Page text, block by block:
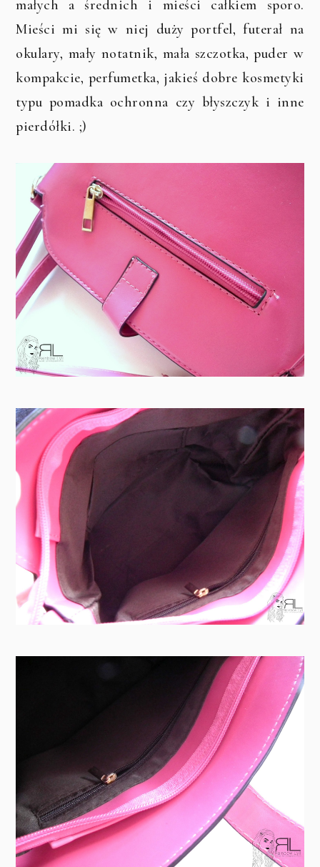
małych a średnich i mieści całkiem sporo.
Mieści mi się w niej duży portfel, futerał na
okulary, mały notatnik, mała szczotka, puder w
kompakcie, perfumetka, jakieś dobre kosmetyki
typu pomadka ochronna czy błyszczyk i inne
pierdółki. ;)